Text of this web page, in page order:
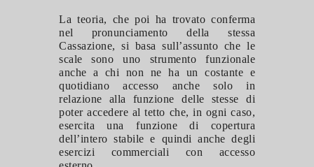
La teoria, che poi ha trovato conferma
nel pronunciamento della stessa
Cassazione, si basa sull’assunto che le
scale sono uno strumento funzionale
anche a chi non ne ha un costante e
quotidiano accesso anche solo in
relazione alla funzione delle stesse di
poter accedere al tetto che, in ogni caso,
esercita una funzione di copertura
dell’intero stabile e quindi anche degli
esercizi commerciali con accesso